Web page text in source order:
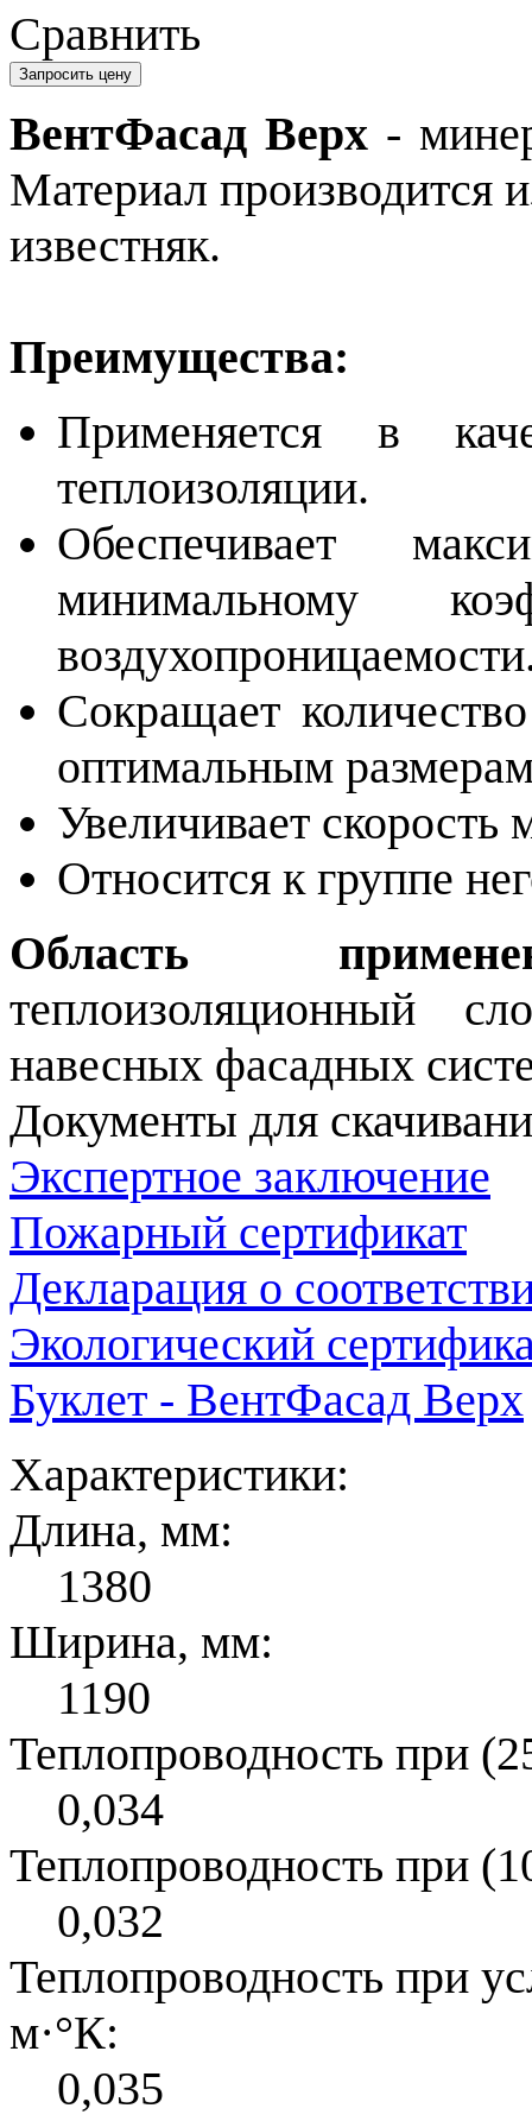
Сравнить
Запросить цену
ВентФасад Верх-
Материал производится
известняк.
Преимущества:
Применяется в
теплоизоляции.
Обеспечивает
минимальному
Сокращает
оптимальным
Увеличивает
Относится к группе
Область
теплоизоляционный
навесных фасадных
Документы для
Экспертное заключение
Пожарный сертификат
Декларация о
Экологический
Буклет - ВентФасад Верх
Характеристики:
Длина, мм:
1380
Ширина, мм:
1190
Теплопроводность при
0,034
Теплопроводность при
0,032
Теплопроводность при
м·°К:
0,035